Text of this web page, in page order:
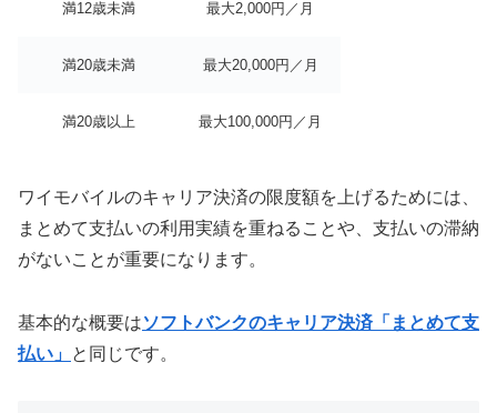
満12歳未満 最大2,000円／月
満20歳未満 最大20,000円／月
満20歳以上 最大100,000円／月
ワイモバイルのキャリア決済の限度額を上げるためには、
まとめて支払いの利用実績を重ねることや、支払いの滞納
がないことが重要になります。
基本的な概要はソフトバンクのキャリア決済「まとめて支
払い」 と同じです。